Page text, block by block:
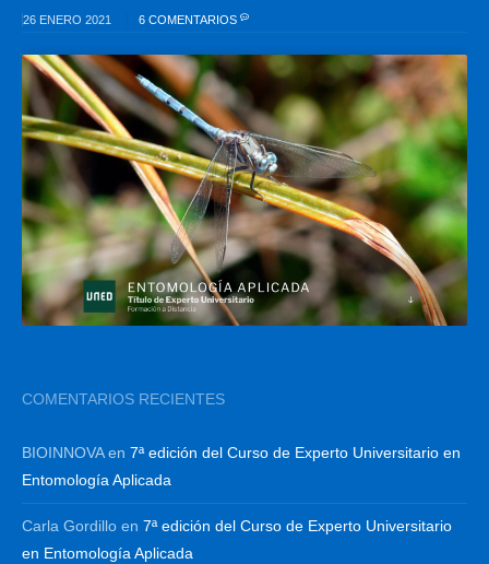
26 ENERO 2021 6 COMENTARIOS
COMENTARIOS RECIENTES
BIOINNOVAen 7ª edición del Curso de Experto Universitario en
Entomología Aplicada
Carla Gordillo en 7ª edición del Curso de Experto Universitario
en Entomología Aplicada